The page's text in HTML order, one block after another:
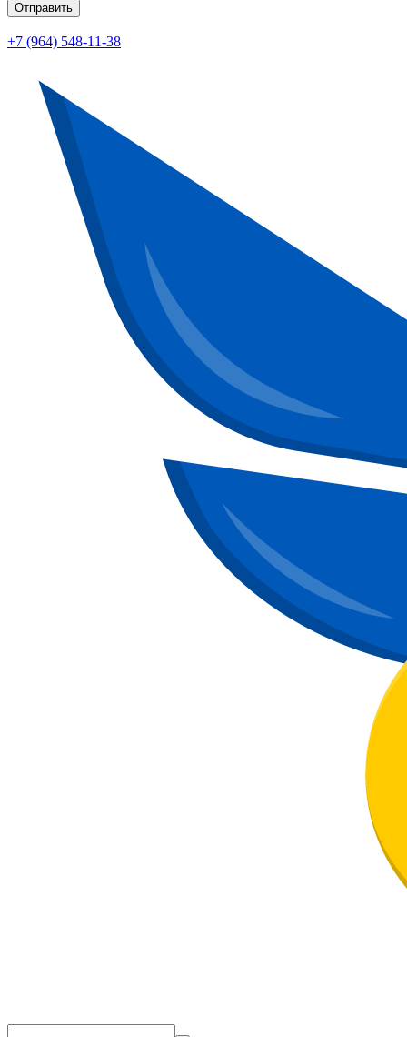
Отправить
+7 (964) 548-11-38